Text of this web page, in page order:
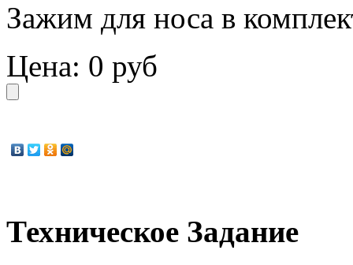
Зажим для носа в
Цена: 0 руб
Техническое Задание